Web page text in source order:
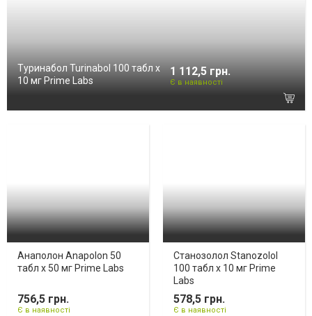
Туринабол Turinabol 100 табл х
10 мг Prime Labs
1 112,5 грн.
Є в наявності
Анаполон Anapolon 50
табл х 50 мг Prime Labs
756,5 грн.
Є в наявності
Станозолол Stanozolol
100 табл х 10 мг Prime
Labs
578,5 грн.
Є в наявності